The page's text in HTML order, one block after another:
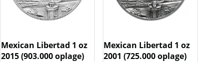
Mexican Libertad 1 oz
2015 (903.000 oplage)
Mexican Libertad 1 oz
2001 (725.000 oplage)